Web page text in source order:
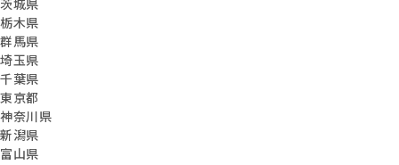
茨城県
栃木県
群馬県
埼玉県
千葉県
東京都
神奈川県
新潟県
富山県